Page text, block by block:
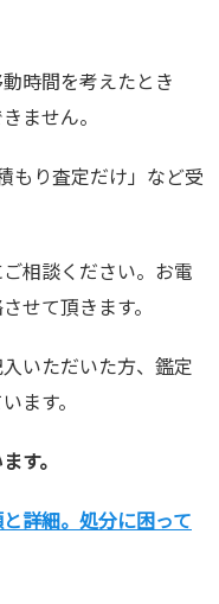
時間を考えたとき
ません。
もり査定だけ」など受
相談ください。お電
せて頂きます。
いただいた方、鑑定
ます。
す。
詳細。処分に困って